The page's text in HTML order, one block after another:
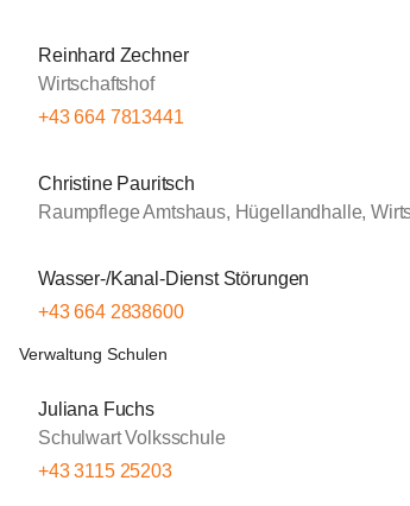
Reinhard Zechner
Wirtschaftshof
+43 664 7813441
Christine Pauritsch
Raumpflege Amtshaus, Hügellandhalle,
Wasser-/Kanal-Dienst Störungen
+43 664 2838600
Verwaltung Schulen
Juliana Fuchs
Schulwart Volksschule
+43 3115 25203